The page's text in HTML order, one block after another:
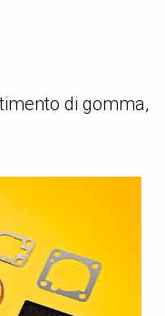
di gomma,